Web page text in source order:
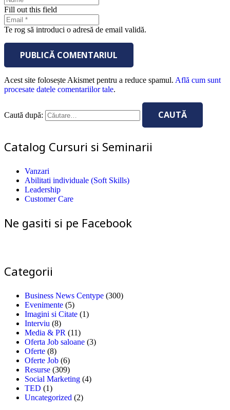
Fill out this field
Te rog să introduci o adresă de email validă.
PUBLICĂ COMENTARIUL
Acest site folosește Akismet pentru a reduce spamul. Află cum sunt
procesate datele comentariilor tale.
Caută după:
Catalog Cursuri si Seminarii
Vanzari
Abilitati individuale (Soft Skills)
Leadership
Customer Care
Ne gasiti si pe Facebook
Categorii
Business News Centype (300)
Evenimente (5)
Imagini si Citate (1)
Interviu (8)
Media & PR (11)
Oferta Job saloane (3)
Oferte (8)
Oferte Job (6)
Resurse (309)
Social Marketing (4)
TED (1)
Uncategorized (2)